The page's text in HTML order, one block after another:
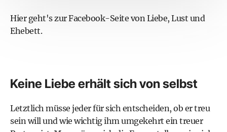
Hier geht's zurFacebook-Seite von Liebe, Lust und
Ehebett.
Keine Liebe erhält sich von selbst
Letztlich müsse jeder für sich entscheiden, ob er treu
sein will und wie wichtig ihm umgekehrt ein treuer